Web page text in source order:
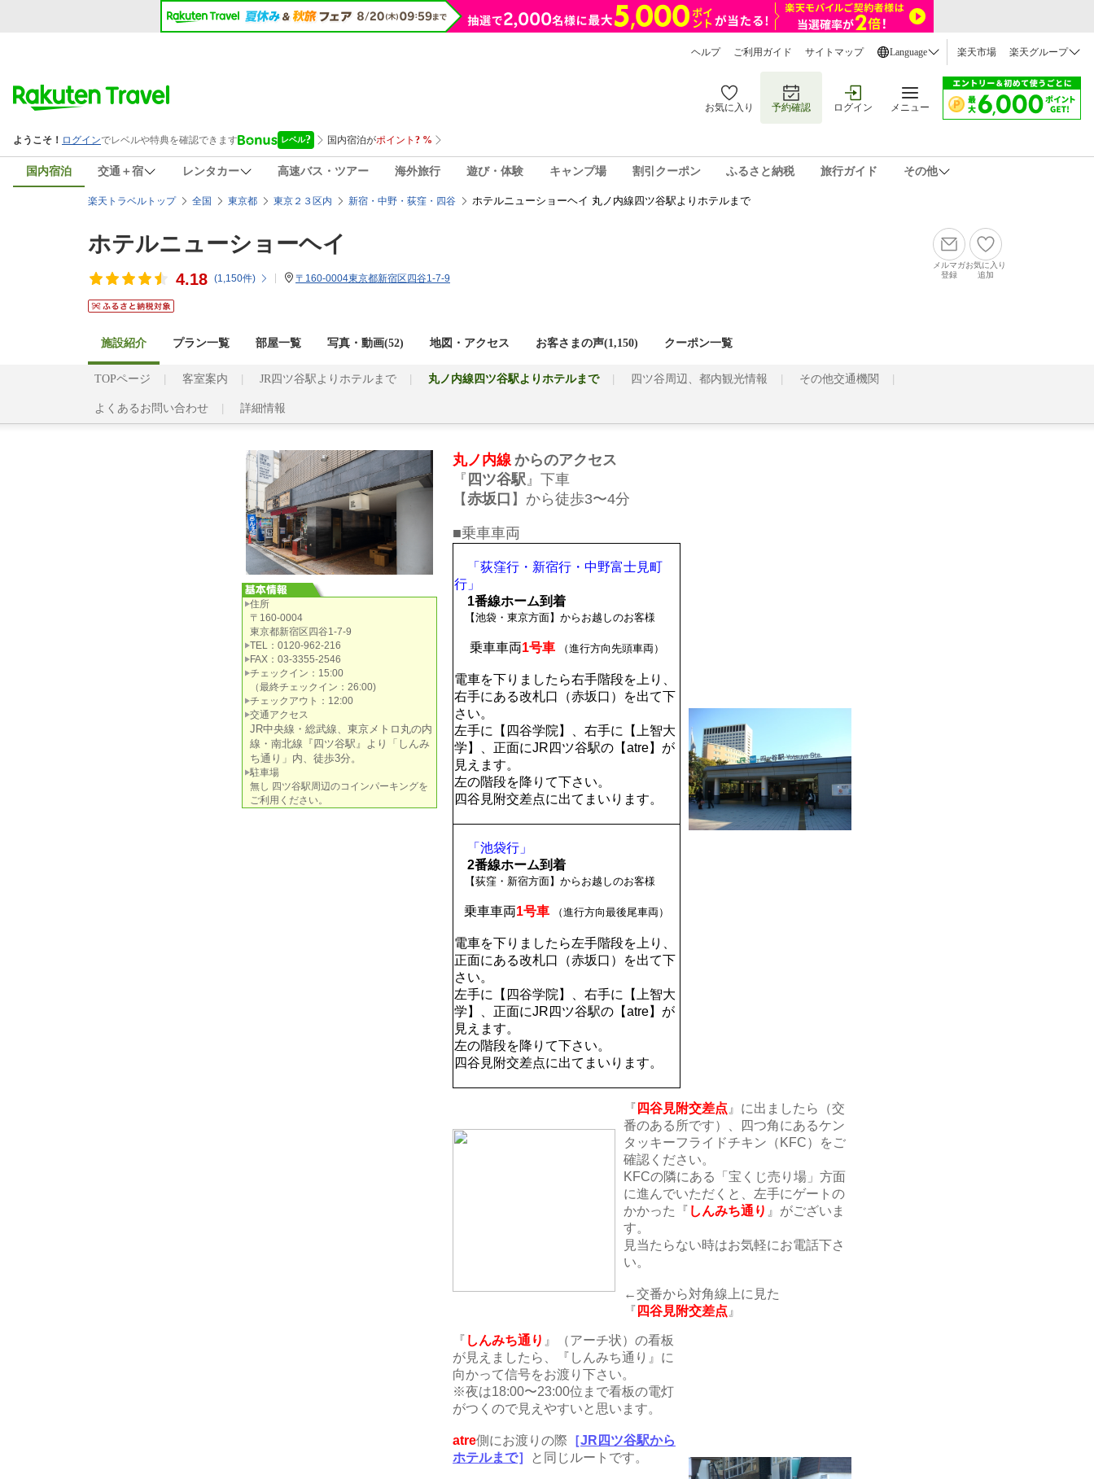
ヘルプ ご利用ガイド サイトマップ Language 楽天市場 楽天グループ
お気に入り 予約確認 ログイン メニュー
国内宿泊 交通＋宿 レンタカー 高速バス・ツアー 海外旅行 遊び・体験 キャンプ場 割引クーポン ふるさと納税 旅行ガイド その他
楽天トラベルトップ 全国 東京都 東京２３区内 新宿・中野・荻窪・四谷 ホテルニューショーヘイ 丸ノ内線四ツ谷駅よりホテルまで
ホテルニューショーヘイ
4.18 (1,150件) 〒160-0004東京都新宿区四谷1-7-9
メルマガ
登録
お気に入り
追加
施設紹介 プラン一覧 部屋一覧 写真・動画(52) 地図・アクセス お客さまの声(1,150) クーポン一覧
TOPページ 客室案内 JR四ツ谷駅よりホテルまで 丸ノ内線四ツ谷駅よりホテルまで 四ツ谷周辺、都内観光情報 その他交通機関
よくあるお問い合わせ 詳細情報
住所
〒160-0004
東京都新宿区四谷1-7-9
TEL：0120-962-216
FAX：03-3355-2546
チェックイン：15:00
（最終チェックイン：26:00)
チェックアウト：12:00
交通アクセス
JR中央線・総武線、東京メトロ丸の内
線・南北線『四ツ谷駅』より「しんみ
ち通り」内、徒歩3分。
駐車場
無し 四ツ谷駅周辺のコインパーキングを
ご利用ください。
丸ノ内線 からのアクセス
『 四ツ谷駅』下車
【赤坂口 】から徒歩3〜4分
■乗車車両
「荻窪行・新宿行・中野富士見町
行」
1番線ホーム到着
【池袋・東京方面】からお越しのお客様
乗車車両1号車 （進行方向先頭車両）
電車を下りましたら右手階段を上り、
右手にある改札口（赤坂口）を出て下
さい。
左手に【四谷学院】、右手に【上智大
学】、正面にJR四ツ谷駅の【atre】が
見えます。
左の階段を降りて下さい。
四谷見附交差点に出てまいります。
「池袋行」
2番線ホーム到着
【荻窪・新宿方面】からお越しのお客様
乗車車両1号車 （進行方向最後尾車両）
電車を下りましたら左手階段を上り、
正面にある改札口（赤坂口）を出て下
さい。
左手に【四谷学院】、右手に【上智大
学】、正面にJR四ツ谷駅の【atre】が
見えます。
左の階段を降りて下さい。
四谷見附交差点に出てまいります。
『 四谷見附交差点 』に出ましたら（交
番のある所です）、四つ角にあるケン
タッキーフライドチキン（KFC）をご
確認ください。
KFCの隣にある「宝くじ売り場」方面
に進んでいただくと、左手にゲートの
かかった『 しんみち通り 』がございま
す。
見当たらない時はお気軽にお電話下さ
い。
←交番から対角線上に見た
『 四谷見附交差点 』
『 しんみち通り 』（アーチ状）の看板
が見えましたら、『しんみち通り』に
向かって信号をお渡り下さい。
※夜は18:00〜23:00位まで看板の電灯
がつくので見えやすいと思います。
atre側にお渡りの際 ［JR四ツ谷駅から
ホテルまで］ と同じルートです。